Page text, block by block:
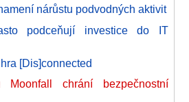
nárůstu podvodných aktivit
podceňují investice do IT
[Dis]connected
chrání bezpečnostní